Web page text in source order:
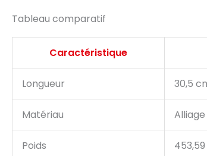
Tableau comparatif
Caractéristique
Longueur 30,5
Matériau
Poids